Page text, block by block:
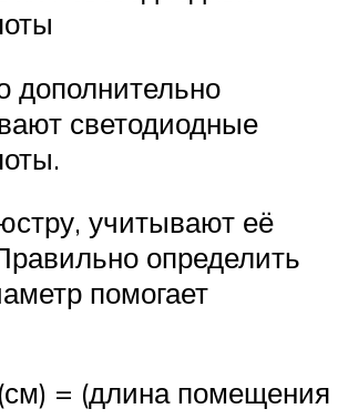
дополнительно
светодиодные
учитывают её
определить
помогает
= (длина помещения